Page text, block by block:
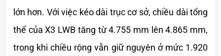
lớn hơn. Với việc kéo dài trục cơ sở, chiều dài tổng
thể của X3 LWB tăng từ 4.755 mm lên 4.865 mm,
trong khi chiều rộng vẫn giữ nguyên ở mức 1.920